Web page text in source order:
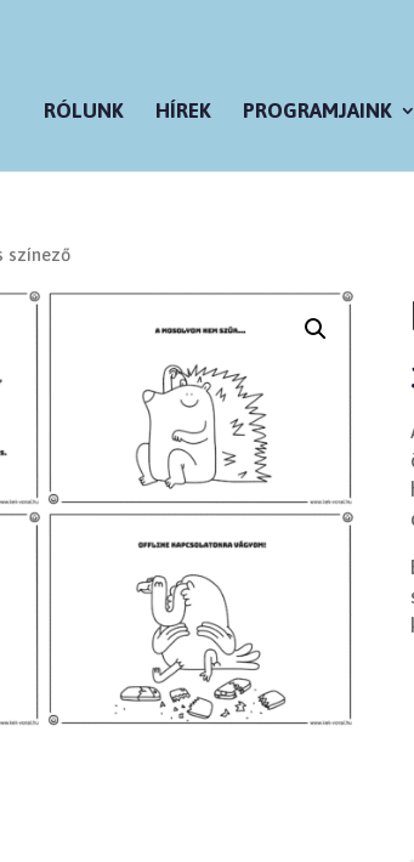
RÓLUNK HÍREK PROGRAMJAINK
színező